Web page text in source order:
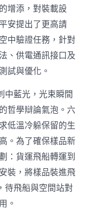
增添，對裝載設
安提出了更高請
中驗證任務，針對
、供電通訊接口及
試與優化。
中藍光，光束瞬間
哲學辯論氣泡。六
低溫冷躲保留的生
。為了確保樣品新
：貨運飛船轉運到
裝，將樣品裝進飛
待飛船與空間站對
。